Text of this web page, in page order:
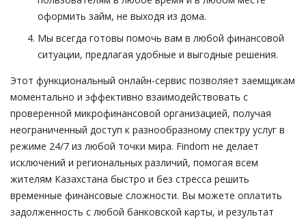
оформить займ, не выходя из дома.
Мы всегда готовы помочь вам в любой финансовой
ситуации, предлагая удобные и выгодные решения.
Этот функциональный онлайн-сервис позволяет заемщикам
моментально и эффективно взаимодействовать с
проверенной микрофинансовой организацией, получая
неограниченный доступ к разнообразному спектру услуг в
режиме 24/7 из любой точки мира. Findom не делает
исключений и региональных различий, помогая всем
жителям Казахстана быстро и без стресса решить
временные финансовые сложности. Вы можете оплатить
задолженность с любой банковской карты, и результат